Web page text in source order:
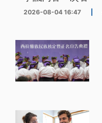
2026-08-04 16:47